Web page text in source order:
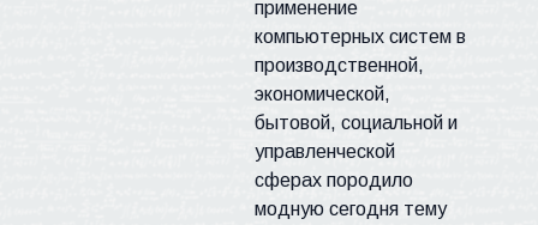
применение
компьютерных систем в
производственной,
экономической,
бытовой, социальной и
управленческой
сферахпородило
модную сегодня тему